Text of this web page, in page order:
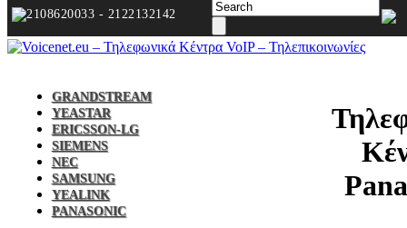
2108620033 - 2122132142
GRANDSTREAM
YEASTAR
ERICSSON-LG
SIEMENS
NEC
SAMSUNG
YEALINK
PANASONIC